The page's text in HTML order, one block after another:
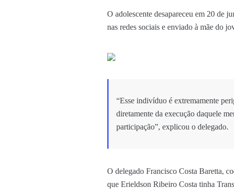
O adolescente desapareceu em 20 de
nas redes sociais e enviado à mãe do
“Esse indivíduo é extremamente
diretamente da execução daquele
participação”, explicou o delegado.
O delegado Francisco Costa Baretta,
que Erieldson Ribeiro Costa tinha